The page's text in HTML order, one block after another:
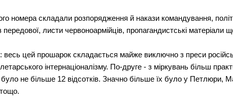
номера складали розпорядження й накази командування,
передової, листи червоноармійців, пропагандистські
весь цей прошарок складається майже виключно з преси
інтернаціоналізму. По-друге - з міркувань більш
було не більше 12 відсотків. Значно більше їх було у Петлюри,